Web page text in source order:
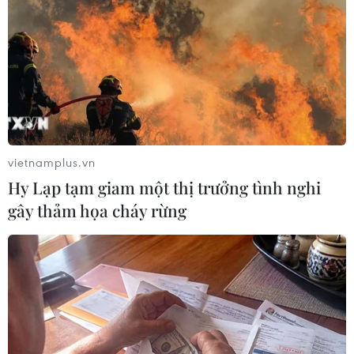
TIN LIÊN QUAN
vietnamplus.vn
Hy Lạp tạm giam một thị trưởng tình nghi
gây thảm họa cháy rừng